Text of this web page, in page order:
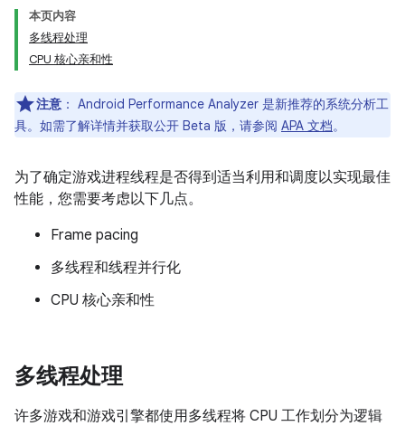
本页内容
多线程处理
CPU 核心亲和性
注意 ： Android Performance Analyzer 是新推荐的系统分析工
具。如需了解详情并获取公开 Beta 版，请参阅 APA 文档。
为了确定游戏进程线程是否得到适当利用和调度以实现最佳
性能，您需要考虑以下几点。
Frame pacing
多线程和线程并行化
CPU 核心亲和性
多线程处理
许多游戏和游戏引擎都使用多线程将 CPU 工作划分为逻辑